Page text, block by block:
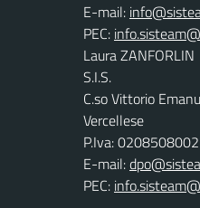
E-mail:
PEC:
Laura ZANFORLIN
S.I.S.
C.so Vittorio
Vercellese
P.Iva:
E-mail:
PEC: